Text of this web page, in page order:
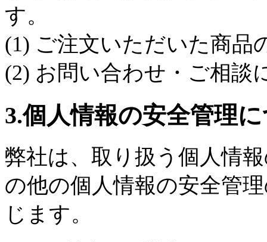
す。
(1) ご注文いただいた商品
(2) お問い合わせ・ご相談
3.個人情報の安全管理
弊社は、取り扱う個人情
の他の個人情報の安全管
じます。